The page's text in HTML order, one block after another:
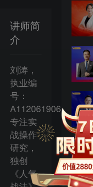
讲师简
介
刘涛，
执业编
号：
A1120619060024；
专注实
战操作
研究，
独创
《人气